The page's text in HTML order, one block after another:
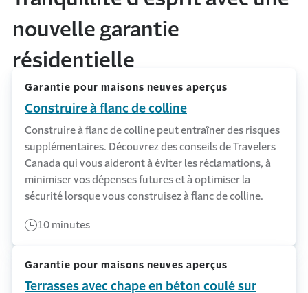
nouvelle garantie
résidentielle
Garantie pour maisons neuves aperçus
Construire à flanc de colline
Construire à flanc de colline peut entraîner des risques
supplémentaires. Découvrez des conseils de Travelers
Canada qui vous aideront à éviter les réclamations, à
minimiser vos dépenses futures et à optimiser la
sécurité lorsque vous construisez à flanc de colline.
10 minutes
Garantie pour maisons neuves aperçus
Terrasses avec chape en béton coulé sur